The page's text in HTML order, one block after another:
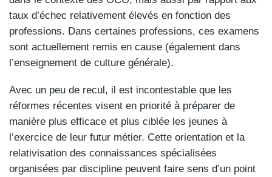
taux d’échec relativement élevés en fonction des
professions. Dans certaines professions, ces examens
sont actuellement remis en cause (également dans
l’enseignement de culture générale).
Avec un peu de recul, il est incontestable que les
réformes récentes visent en priorité à préparer de
manière plus efficace et plus ciblée les jeunes à
l’exercice de leur futur métier. Cette orientation et la
relativisation des connaissances spécialisées
organisées par discipline peuvent faire sens d’un point